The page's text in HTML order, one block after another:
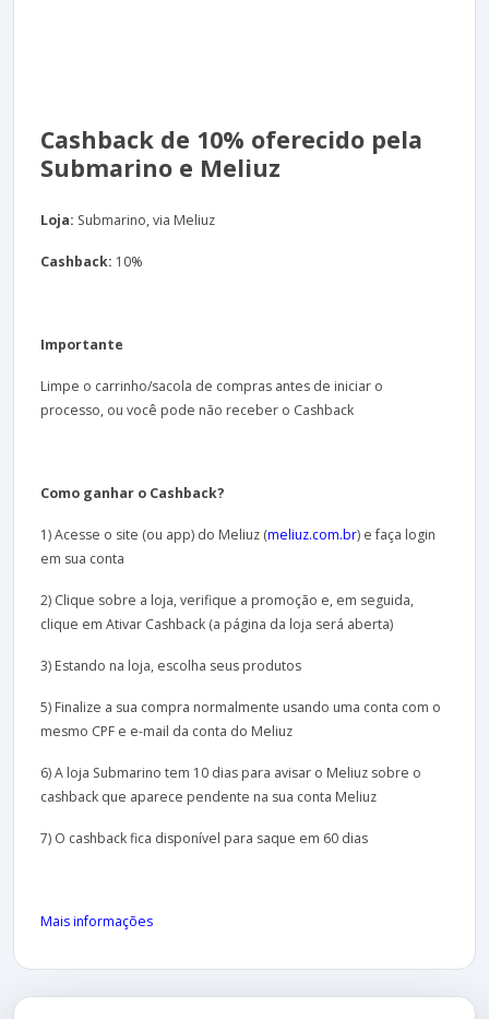
Cashback de 10% oferecido pela
Submarino e Meliuz
Loja: Submarino, via Meliuz
Cashback: 10%
Importante
Limpe o carrinho/sacola de compras antes de iniciar o
processo, ou você pode não receber o Cashback
Como ganhar o Cashback?
1) Acesse o site (ou app) do Meliuz (meliuz.com.br) e faça login
em sua conta
2) Clique sobre a loja, verifique a promoção e, em seguida,
clique em Ativar Cashback (a página da loja será aberta)
3) Estando na loja, escolha seus produtos
5) Finalize a sua compra normalmente usando uma conta com o
mesmo CPF e e-mail da conta do Meliuz
6) A loja Submarino tem 10 dias para avisar o Meliuz sobre o
cashback que aparece pendente na sua conta Meliuz
7) O cashback fica disponível para saque em 60 dias
Mais informações